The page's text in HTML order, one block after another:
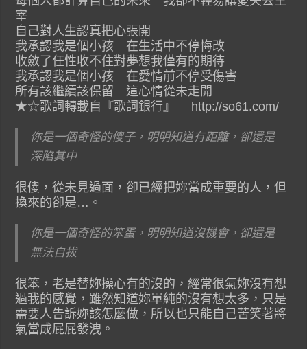
宰
自己對人生認真把心張開
我承認我是個小孩 在生活中不停悔改
收斂了任性收不住對夢想我僅有的期待
我承認我是個小孩 在愛情前不停受傷害
所有該繼續該保留 這心情從未走開
★☆歌詞轉載自『歌詞銀行』 http://so61.com/
你是一個奇怪的傻子，明明知道有距離，卻還是
深陷其中
很傻，從未見過面，卻已經把妳當成重要的人，但
換來的卻是…。
你是一個奇怪的笨蛋，明明知道沒機會，卻還是
無法自拔
很笨，老是替妳操心有的沒的，經常很氣妳沒有想
過我的感覺，雖然知道妳單純的沒有想太多，只是
需要人告訴妳該怎麼做，所以也只能自己苦笑著將
氣當成屁屁發洩。